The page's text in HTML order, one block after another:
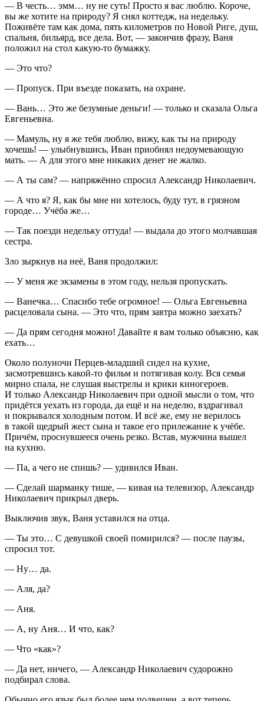
— В честь… эмм… ну не суть! Просто я вас люблю. Короче,
вы же хотите на природу? Я снял коттедж, на недельку.
Поживёте там как дома, пять километров по Новой Риге, душ,
спальня, бильярд, все дела. Вот, — закончив фразу, Ваня
положил на стол какую-то бумажку.
— Это что?
— Пропуск. При въезде показать, на охране.
— Вань… Это же безумные деньги! — только и сказала Ольга
Евгеньевна.
— Мамуль, ну я же тебя люблю, вижу, как ты на природу
хочешь! — улыбнувшись, Иван приобнял недоумевающую
мать. — А для этого мне никаких денег не жалко.
— А ты сам? — напряжённо спросил Александр Николаевич.
— А что я? Я, как бы мне ни хотелось, буду тут, в грязном
городе… Учёба же…
— Так поезди недельку оттуда! — выдала до этого молчавшая
сестра.
Зло зыркнув на неё, Ваня продолжил:
— У меня же экзамены в этом году, нельзя пропускать.
— Ванечка… Спасибо тебе огромное! — Ольга Евгеньевна
расцеловала сына. — Это что, прям завтра можно заехать?
— Да прям сегодня можно! Давайте я вам только объясню, как
ехать…
Около полуночи Перцев-младший сидел на кухне,
засмотревшись какой-то фильм и потягивая колу. Вся семья
мирно спала, не слушая выстрелы и крики киногероев.
И только Александр Николаевич при одной мысли о том, что
придётся уехать из города, да ещё и на неделю, вздрагивал
и покрывался холодным потом. И всё же, ему не верилось
в такой щедрый жест сына и такое его прилежание к учёбе.
Причём, проснувшееся очень резко. Встав, мужчина вышел
на кухню.
— Па, а чего не спишь? — удивился Иван.
— Сделай шарманку тише, — кивая на телевизор, Александр
Николаевич прикрыл дверь.
Выключив звук, Ваня уставился на отца.
— Ты это… С девушкой своей помирился? — после паузы,
спросил тот.
— Ну… да.
— Аля, да?
— Аня.
— А, ну Аня… И что, как?
— Что «как»?
— Да нет, ничего, — Александр Николаевич судорожно
подбирал слова.